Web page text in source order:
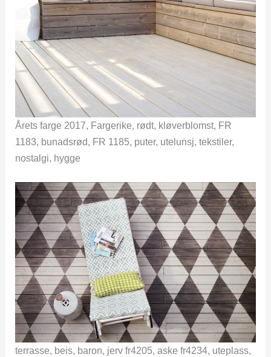
Årets farge 2017, Fargerike, rødt, kløverblomst, FR
1183, bunadsrød, FR 1185, puter, utelunsj, tekstiler,
nostalgi, hygge
terrasse, beis, baron, jerv fr4205, aske fr4234, uteplass,